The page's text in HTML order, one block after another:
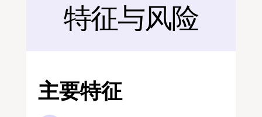
后面
特征与风险
主要特征